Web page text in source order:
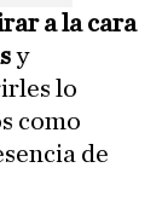
a la cara
y
lo
como
de